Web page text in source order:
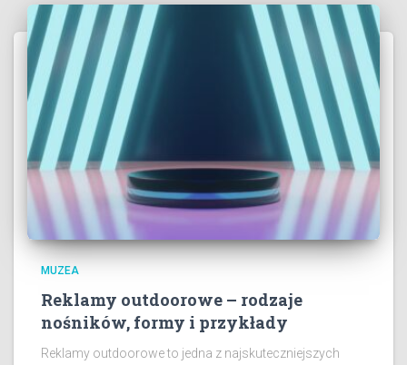
MUZEA
Reklamy outdoorowe – rodzaje
nośników, formy i przykłady
Reklamy outdoorowe to jedna z najskuteczniejszych